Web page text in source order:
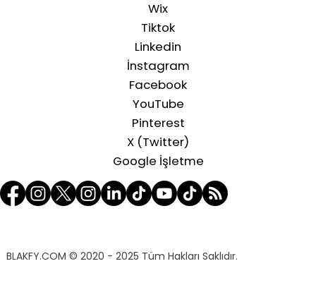
Wix
Tiktok
Linkedin
İnstagram
Facebook
YouTube
Pinterest
X (Twitter)
Google İşletme
BLAKFY.COM © 2020 - 2025 Tüm Hakları Saklıdır.